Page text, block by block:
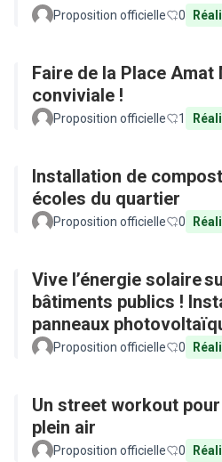
Proposition officielle 0
Faire de la Place Amat
conviviale !
Proposition officielle 1
Installation de
écoles du quartier
Proposition officielle 0
Vive l’énergie solaire
bâtiments publics !
panneaux
équipements publics
Proposition officielle 0
Un street workout
plein air
Proposition officielle 0